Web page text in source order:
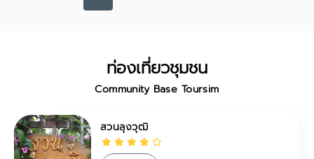
ท่องเที่ยวชุมชน
Community Base Toursim
สวนลุงวุฒิ